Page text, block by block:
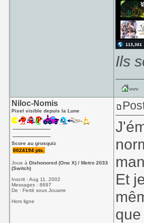
Ils
Niloc-Nomis
Pixel visible depuis la Lune
Score au grosquiz
0024194 pts.
Joue àDishonored (One X) / Metro 2033
(Switch)
Inscrit : Aug 11, 2002
Messages : 8697
De : Ferté sous Jouarre
Hors ligne
Et